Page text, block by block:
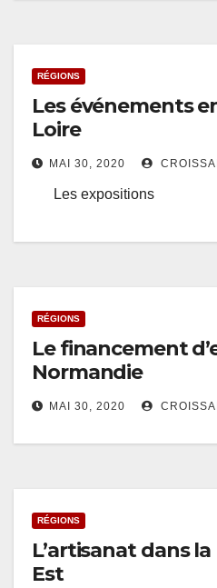
RÉGIONS
Les événements
Loire
MAI 30, 2020
Les expositions
RÉGIONS
Le financement
Normandie
MAI 30, 2020
RÉGIONS
L’artisanat dans
Est